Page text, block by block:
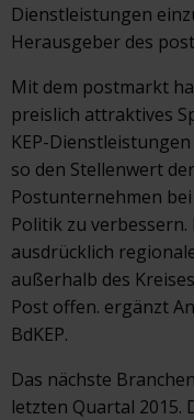
Dienstleistungen
Herausgeber des
Mit dem postmarkt
preislich attraktives
KEP-
so den Stellenwert
Postunternehmen
Politik zu
ausdrücklich
außerhalb des
Post offen. ergänzt
BdKEP.
Das nächste
letzten Quartal 2015.